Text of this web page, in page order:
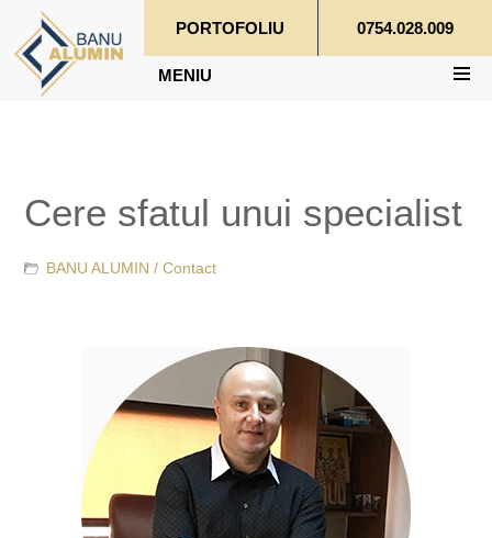
0754.028.009
PORTOFOLIU
MENIU
Cere sfatul unui specialist
BANU ALUMIN /Contact